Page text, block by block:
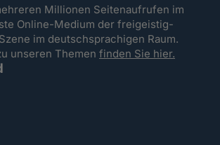
Millionen Seitenaufrufen im
Online-Medium der freigeistig-
im deutschsprachigen Raum.
unseren Themenfinden Sie hier.